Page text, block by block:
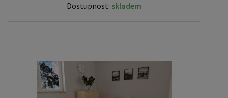
Dostupnost: skladem